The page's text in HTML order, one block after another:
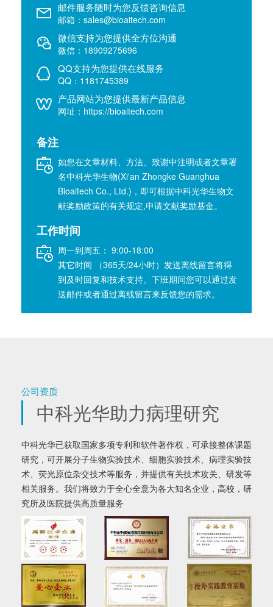
邮件服务随时为您反馈咨询信息
邮箱：sales@bioaitech.com
微信支持为您提供全方位沟通
微信：18909275696
QQ支持为您提供在线服务
QQ：1181745389
产品网站为您提供最新产品信息
网址：https://bioaitech.com
备注
如您在文章材料、方法、致谢中注明或者文章署
名中科光华生物(Xi'an Zhongke Guanghua
Bioaitech Co., Ltd.)，即可根据中科光华生物文
献奖励政策的有关规定,申请文献奖励基金。
工作时间
周一到周五： 9:00-18:00
其它时间 （365天/24小时）发送离线留言将得
到及时回复和技术支持。下班期间您可以通过发
送邮件或者通过离线留言来反馈您的需求。
公司资质
中科光华助力病理研究
中科光华已获取国家多项专利和软件著作权，可承接整体课题
研究，可开展分子生物实验技术、细胞实验技术、病理实验技
术、荧光原位杂交技术等服务，并提供有关技术攻关、研发等
相关服务。我们将致力于全心全意为各大知名企业，高校，研
究所及医院提供高质量服务